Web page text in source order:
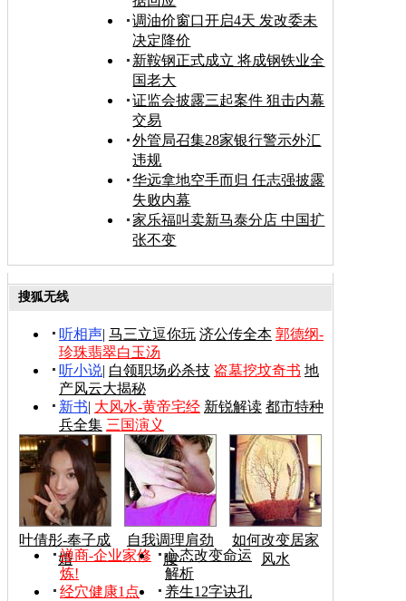
调油价窗口开启4天 发改委未
决定降价
新鞍钢正式成立 将成钢铁业全
国老大
证监会披露三起案件 狙击内幕
交易
外管局召集28家银行警示外汇
违规
华远拿地空手而归 任志强披露
失败内幕
家乐福叫卖新马泰分店 中国扩
张不变
搜狐无线
听相声| 马三立逗你玩 济公传全本 郭德纲-
珍珠翡翠白玉汤
听小说| 白领职场必杀技 盗墓挖坟奇书 地
产风云大揭秘
新书| 大风水-黄帝宅经 新锐解读 都市特种
兵全集 三国演义
叶倩彤-奉子成
婚
自我调理肩劲
腰
如何改变居家
风水
禅商-企业家修
炼!
心态改变命运
解析
经穴健康1点
养生12字诀孔